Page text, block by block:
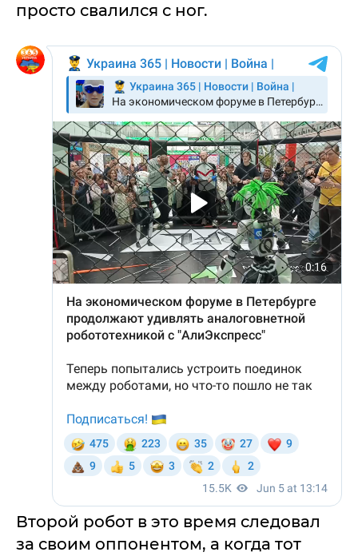
просто свалился с ног.
Второй робот в это время следовал
за своим оппонентом, а когда тот